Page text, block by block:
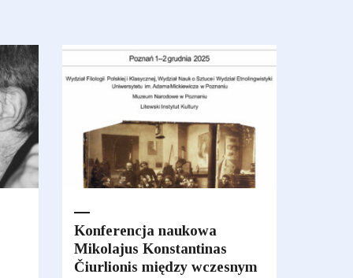
Konferencja naukowa
Mikolajus Konstantinas
Čiurlionis między wczesnym